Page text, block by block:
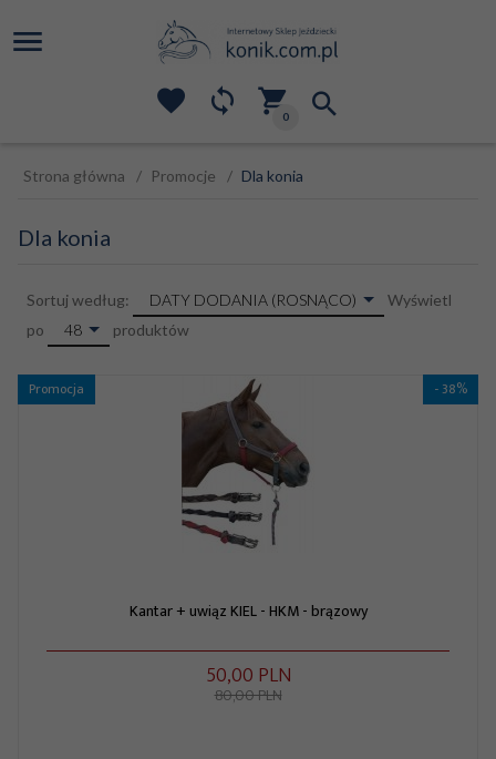
0
Strona główna Promocje Dla konia
Dla konia
Sortuj według: sortDATY DODANIA (ROSNĄCO)
Wyświetl
po
pop48 produktów
Promocja - 38%
Kantar + uwiąz KIEL - HKM - brązowy
50,00 PLN
80,00 PLN